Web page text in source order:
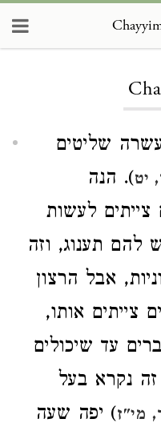
שליטים
יט). הנה
לעשות
להם תענוג, וזה
אבל הרצון
צייתים אותו,
עד שיכולים
זה נקרא בעל
מי"ז) יפה שעה